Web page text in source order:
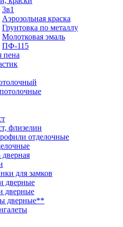
3в1
Аэрозольная краска
Грунтовка по металлу
Молотковая эмаль
ПФ-115
пена
флизелин
отделочные
для замков
дверные
дверные
дверные**